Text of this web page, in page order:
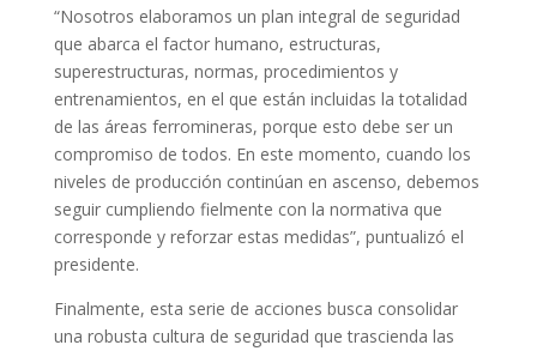
“Nosotros elaboramos un plan integral de seguridad
que abarca el factor humano, estructuras,
superestructuras, normas, procedimientos y
entrenamientos, en el que están incluidas la totalidad
de las áreas ferromineras, porque esto debe ser un
compromiso de todos. En este momento, cuando los
niveles de producción continúan en ascenso, debemos
seguir cumpliendo fielmente con la normativa que
corresponde y reforzar estas medidas”, puntualizó el
presidente.
Finalmente, esta serie de acciones busca consolidar
una robusta cultura de seguridad que trascienda las